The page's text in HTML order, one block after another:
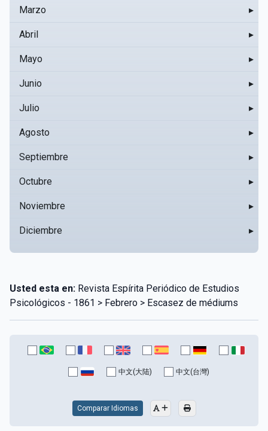
Marzo ▸
Abril ▸
Mayo ▸
Junio ▸
Julio ▸
Agosto ▸
Septiembre ▸
Octubre ▸
Noviembre ▸
Diciembre ▸
Usted esta en: Revista Espírita Periódico de Estudios
Psicológicos - 1861 > Febrero > Escasez de médiums
中文(大陆) 中文(台灣)
Comparar Idiomas